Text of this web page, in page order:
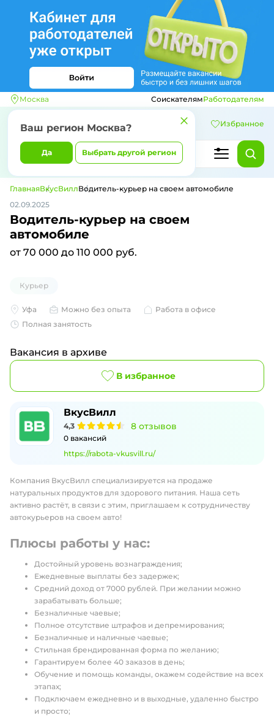
Москва
Ваш регион Москва?
Да Выбрать другой регион
СоискателямРаботодателям
Избранное
ГлавнаяВкусВиллВодитель-курьер на своем автомобиле
02.09.2025
Водитель-курьер на своем
автомобиле
от 70 000 до 110 000 руб.
Курьер
Уфа Можно без опыта
Работа в офисе
Полная занятость
Вакансия в архиве
В избранное
ВкусВилл
4,3 8 отзывов
0 вакансий
https://rabota-vkusvill.ru/
Компания ВкусВилл специализируется на продаже
натуральных продуктов для здорового питания. Наша сеть
активно растёт, в связи с этим, приглашаем к сотрудничеству
автокурьеров на своем авто!
Плюсы работы у нас:
Достойный уровень вознаграждения;
Ежедневные выплаты без задержек;
Средний доход от 7000 рублей. При желании можно
зарабатывать больше;
Безналичные чаевые;
Полное отсутствие штрафов и депремирования;
Безналичные и наличные чаевые;
Стильная брендированная форма по желанию;
Гарантируем более 40 заказов в день;
Обучение и помощь команды, окажем содействие на всех
этапах;
Подключаем ежедневно и в выходные, удаленно быстро
и просто;